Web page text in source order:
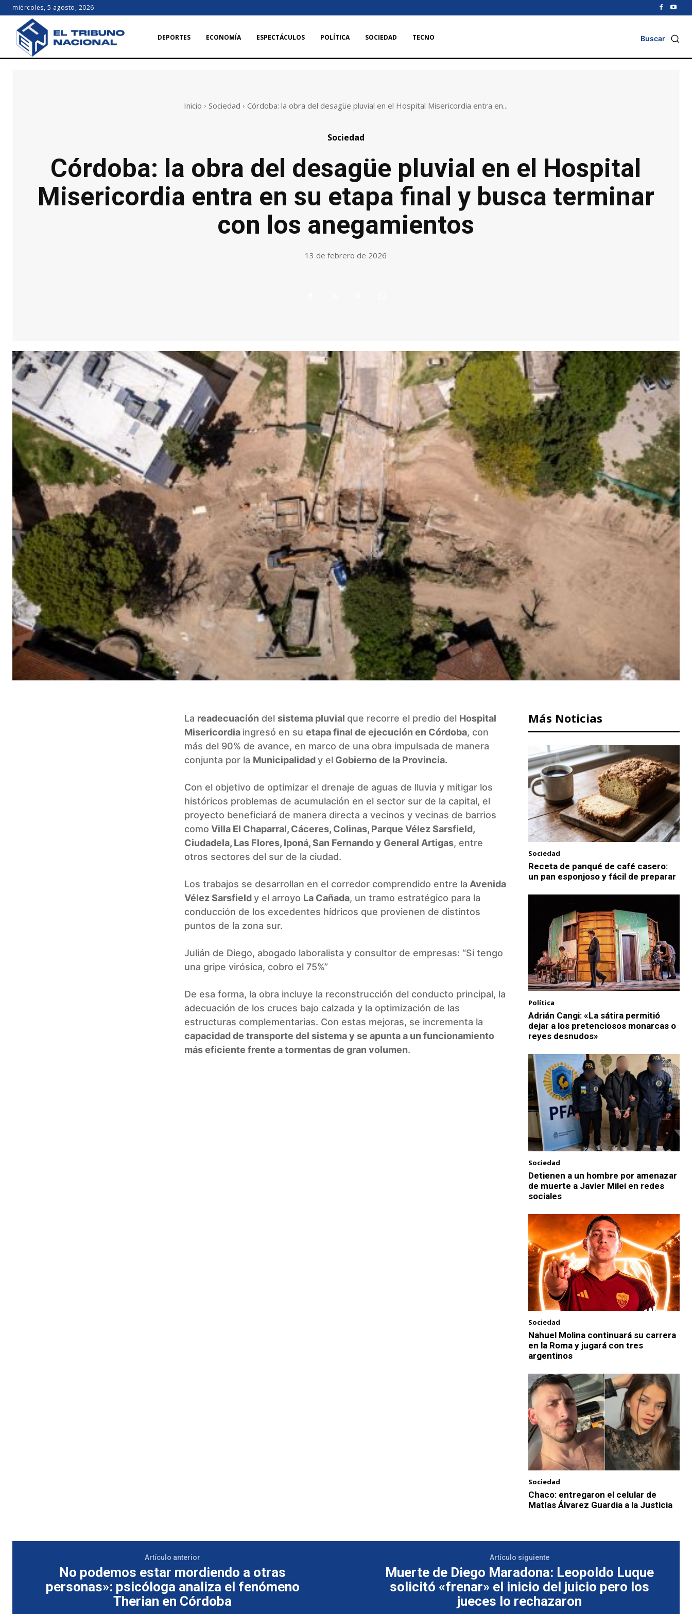
miércoles, 5 agosto, 2026
DEPORTES ECONOMÍA ESPECTÁCULOS POLÍTICA SOCIEDAD TECNO Buscar
Inicio Sociedad Córdoba: la obra del desagüe pluvial en el Hospital Misericordia entra en...
Sociedad
Córdoba: la obra del desagüe pluvial en el Hospital
Misericordia entra en su etapa final y busca terminar
con los anegamientos
13 de febrero de 2026
La readecuación del sistema pluvial que recorre el predio del Hospital
Misericordia ingresó en su etapa final de ejecución en Córdoba, con
más del 90% de avance, en marco de una obra impulsada de manera
conjunta por la Municipalidady el Gobierno de la Provincia.
Con el objetivo de optimizar el drenaje de aguas de lluvia y mitigar los
históricos problemas de acumulación en el sector sur de la capital, el
proyecto beneficiará de manera directa a vecinos y vecinas de barrios
como Villa El Chaparral, Cáceres, Colinas, Parque Vélez Sarsfield,
Ciudadela, Las Flores, Iponá, San Fernando y General Artigas, entre
otros sectores del sur de la ciudad.
Los trabajos se desarrollan en el corredor comprendido entre la Avenida
Vélez Sarsfieldy el arroyo La Cañada, un tramo estratégico para la
conducción de los excedentes hídricos que provienen de distintos
puntos de la zona sur.
Julián de Diego, abogado laboralista y consultor de empresas: “Si tengo
una gripe virósica, cobro el 75%”
De esa forma, la obra incluye la reconstrucción del conducto principal, la
adecuación de los cruces bajo calzada y la optimización de las
estructuras complementarias. Con estas mejoras, se incrementa la
capacidad de transporte del sistema y se apunta a un funcionamiento
más eficiente frente a tormentas de gran volumen.
Más Noticias
Sociedad
Receta de panqué de café casero:
un pan esponjoso y fácil de preparar
Política
Adrián Cangi: «La sátira permitió
dejar a los pretenciosos monarcas o
reyes desnudos»
Sociedad
Detienen a un hombre por amenazar
de muerte a Javier Milei en redes
sociales
Sociedad
Nahuel Molina continuará su carrera
en la Roma y jugará con tres
argentinos
Sociedad
Chaco: entregaron el celular de
Matías Álvarez Guardia a la Justicia
Artículo anterior
No podemos estar mordiendo a otras
personas»: psicóloga analiza el fenómeno
Therian en Córdoba
Artículo siguiente
Muerte de Diego Maradona: Leopoldo Luque
solicitó «frenar» el inicio del juicio pero los
jueces lo rechazaron